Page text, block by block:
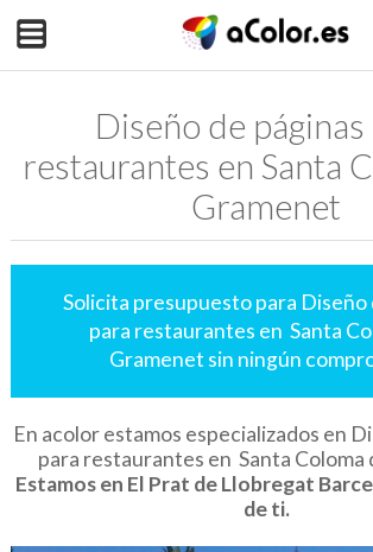
Diseño de páginas
restaurantes en Santa
Gramenet
Solicita presupuesto para Diseño
para restaurantes en Santa
Gramenet sin ningún
En acolor estamos especializados en
para restaurantes en Santa Coloma
Estamos en El Prat de Llobregat
de ti.